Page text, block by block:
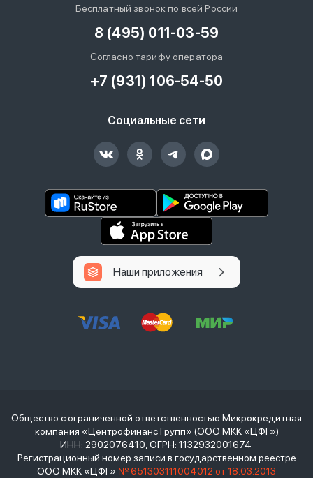
Бесплатный звонок по всей России
8 (495) 011-03-59
Согласно тарифу оператора
+7 (931) 106-54-50
Социальные сети
Наши приложения
Общество с ограниченной ответственностью Микрокредитная
компания «Центрофинанс Групп» (ООО МКК «ЦФГ»)
ИНН: 2902076410, ОГРН: 1132932001674
Регистрационный номер записи в государственном реестре
ООО МКК «ЦФГ» № 651303111004012 от 18.03.2013